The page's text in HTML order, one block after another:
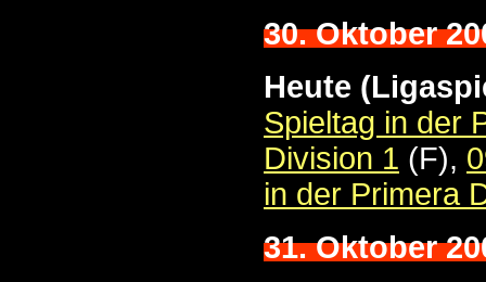
30. Oktober
Heute
Spieltag in der
Division 1 (F),
in der Primera
31. Oktober